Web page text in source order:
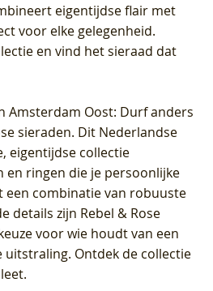
eigentijdse flair met
voor elke gelegenheid.
en vind het sieraad dat
Amsterdam Oost: Durf anders
sieraden. Dit Nederlandse
eigentijdse collectie
en ringen die je persoonlijke
een combinatie van robuuste
details zijn Rebel & Rose
voor wie houdt van een
uitstraling. Ontdek de collectie